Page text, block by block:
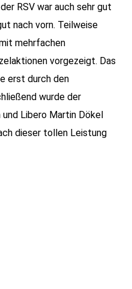
RSV war auch sehr gut
nach vorn. Teilweise
mehrfachen
vorgezeigt. Das
erst durch den
wurde der
Libero Martin Dökel
dieser tollen Leistung